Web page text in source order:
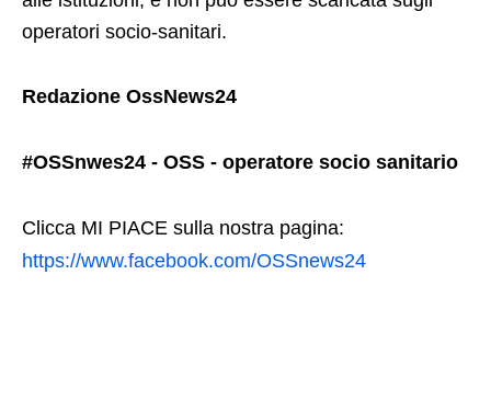
operatori socio-sanitari.
Redazione OssNews24
#OSSnwes24 - OSS - operatore socio sanitario
Clicca MI PIACE sulla nostra pagina:
https://www.facebook.com/OSSnews24